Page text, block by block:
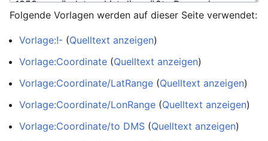
Folgende Vorlagen werden auf dieser Seite verwendet:
Vorlage:!- (Quelltext anzeigen)
Vorlage:Coordinate (Quelltext anzeigen)
Vorlage:Coordinate/LatRange (Quelltext anzeigen)
Vorlage:Coordinate/LonRange (Quelltext anzeigen)
Vorlage:Coordinate/to DMS (Quelltext anzeigen)